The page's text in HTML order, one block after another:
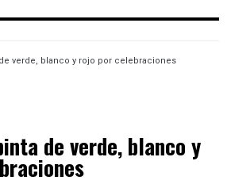
verde, blanco y rojo por celebraciones
de verde, blanco y